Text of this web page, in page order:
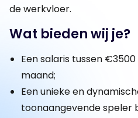
de werkvloer.
Wat bieden wij je?
Een salaris tussen
maand;
Een unieke en
toonaangevende speler